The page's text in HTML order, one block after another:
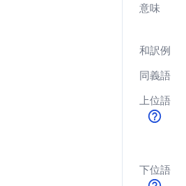
意味
和訳例
同義語
上位語
下位語